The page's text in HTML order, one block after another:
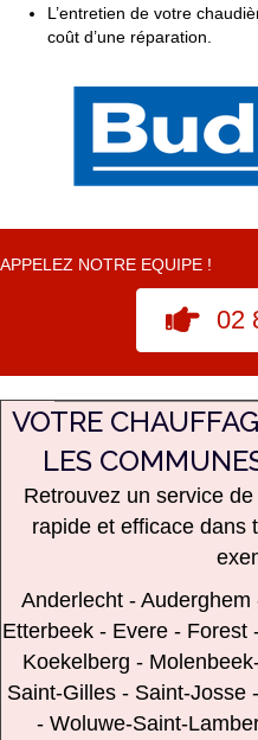
L’entretien de votre
coût d’une réparation.
APPELEZ NOTRE EQUIPE !
02
VOTRE
LES
Retrouvez un service
rapide et efficace dans
Anderlecht- Auderghem
Etterbeek- Evere- Forest
Koekelberg -
Saint-Gilles- Saint-Josse-
- Woluwe-Saint-